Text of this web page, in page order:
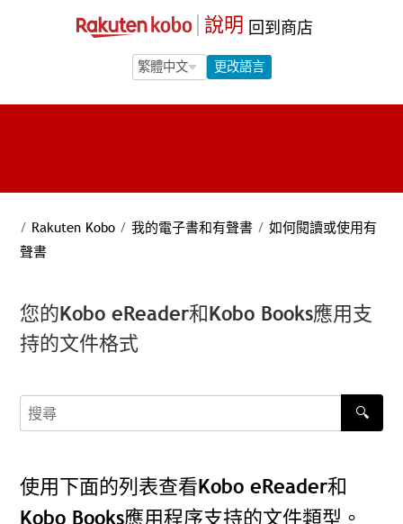
說明 回到商店
Language Selection
Language Selection
更改語言
/ Rakuten Kobo / 我的電子書和有聲書 / 如何閱讀或使用有
聲書
您的Kobo eReader和Kobo Books應用支
持的文件格式
搜尋
🔍
使用下面的列表查看Kobo eReader和
Kobo Books應用程序支持的文件類型。